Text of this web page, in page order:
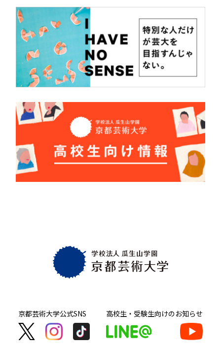
京都芸術大学公式SNS 高校生・受験生向けのお知らせ